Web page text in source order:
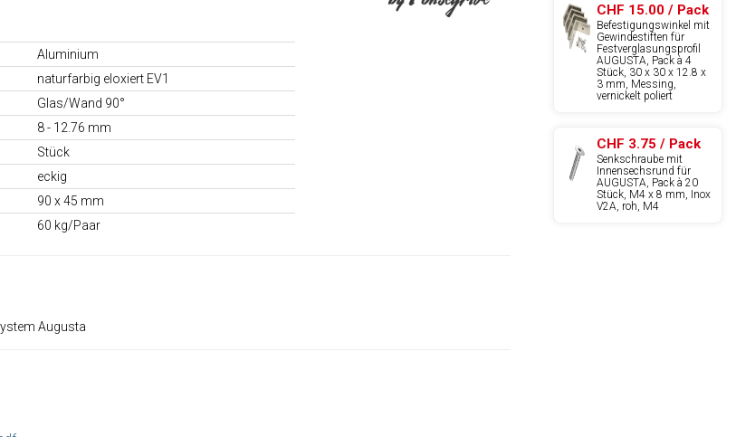
Aluminium
naturfarbig eloxiert EV1
Glas/Wand 90°
8 - 12.76 mm
Stück
eckig
90 x 45 mm
60 kg/Paar
Augusta
CHF 15.00 / Pack
Befestigungswinkel mit
Gewindestiften für
Festverglasungsprofil
AUGUSTA, Pack à 4
Stück, 30 x 30 x 12.8 x
3 mm, Messing,
vernickelt poliert
CHF 3.75 / Pack
Senkschraube mit
Innensechsrund für
AUGUSTA, Pack à 20
Stück, M4 x 8 mm, Inox
V2A, roh, M4